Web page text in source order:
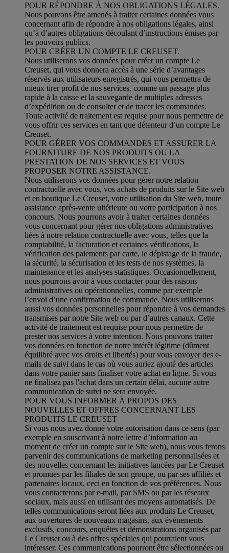
POUR RÉPONDRE À NOS OBLIGATIONS LÉGALES.
Nous pouvons être amenés à traiter certaines données vous
concernant afin de répondre à nos obligations légales, ainsi
qu’à d’autres obligations découlant d’instructions émises par
les pouvoirs publics.
POUR CRÉER UN COMPTE LE CREUSET.
Nous utiliserons vos données pour créer un compte Le
Creuset, qui vous donnera accès à une série d’avantages
réservés aux utilisateurs enregistrés, qui vous permettra de
mieux tirer profit de nos services, comme un passage plus
rapide à la caisse et la sauvegarde de multiples adresses
d’expédition ou de consulter et de tracer les commandes.
Toute activité de traitement est requise pour nous permettre de
vous offrir ces services en tant que détenteur d’un compte Le
Creuset.
POUR GÉRER VOS COMMANDES ET ASSURER LA
FOURNITURE DE NOS PRODUITS OU LA
PRESTATION DE NOS SERVICES ET VOUS
PROPOSER NOTRE ASSISTANCE.
Nous utiliserons vos données pour gérer notre relation
contractuelle avec vous, vos achats de produits sur le Site web
et en boutique Le Creuset, votre utilisation du Site web, toute
assistance après-vente ultérieure ou votre participation à nos
concours. Nous pourrons avoir à traiter certaines données
vous concernant pour gérer nos obligations administratives
liées à notre relation contractuelle avec vous, telles que la
comptabilité, la facturation et certaines vérifications, la
vérification des paiements par carte, le dépistage de la fraude,
la sécurité, la sécurisation et les tests de nos systèmes, la
maintenance et les analyses statistiques. Occasionnellement,
nous pourrons avoir à vous contacter pour des raisons
administratives ou opérationnelles, comme par exemple
l’envoi d’une confirmation de commande. Nous utiliserons
aussi vos données personnelles pour répondre à vos demandes
transmises par notre Site web ou par d’autres canaux. Cette
activité de traitement est requise pour nous permettre de
prester nos services à votre intention. Nous pouvons traiter
vos données en fonction de notre intérêt légitime (dûment
équilibré avec vos droits et libertés) pour vous envoyer des e-
mails de suivi dans le cas où vous auriez ajouté des articles
dans votre panier sans finaliser votre achat en ligne. Si vous
ne finalisez pas l'achat dans un certain délai, aucune autre
communication de suivi ne sera envoyée.
POUR VOUS INFORMER À PROPOS DES
NOUVELLES ET OFFRES CONCERNANT LES
PRODUITS LE CREUSET
Si vous nous avez donné votre autorisation dans ce sens (par
exemple en souscrivant à notre lettre d’information au
moment de créer un compte sur le Site web), nous vous ferons
parvenir des communications de marketing personnalisées et
des nouvelles concernant les initiatives lancées par Le Creuset
et promues par les filiales de son groupe, ou par ses affiliés et
partenaires locaux, ceci en fonction de vos préférences. Nous
vous contacterons par e-mail, par SMS ou par les réseaux
sociaux, mais aussi en utilisant des moyens automatisés. De
telles communications seront liées aux produits Le Creuset,
aux ouvertures de nouveaux magasins, aux événements
exclusifs, concours, enquêtes et démonstrations organisés par
Le Creuset ou à des offres spéciales qui pourraient vous
intéresser. Ces communications pourront être sélectionnées ou